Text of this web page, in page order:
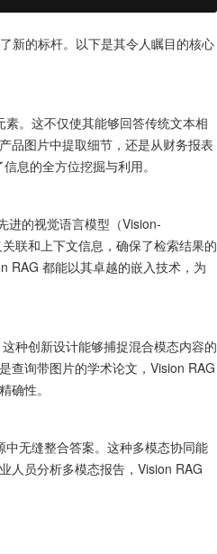
品图片中提取细节，还是从财务报表
息的全方位挖掘与利用。
联和上下文信息，确保了检索结果的
RAG 都能以其卓越的嵌入技术，为
查询带图片的学术论文，Vision RAG
确性。
人员分析多模态报告，Vision RAG